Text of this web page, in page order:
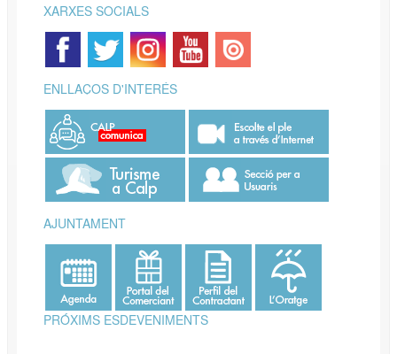
XARXES SOCIALS
ENLLAÇOS D'INTERÉS
AJUNTAMENT
PRÓXIMS ESDEVENIMENTS